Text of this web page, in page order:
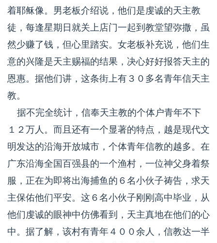
着耶稣像。男老板介绍说，他们是虔诚的天主教
徒，每逢星期日就关上店门一起到教堂望弥撒，虽
然少赚了钱，但心里踏实。女老板补充说，他们生
意的兴隆是天主赐福的结果，决心好好报答天主的
恩惠。据他们讲，这条街上有３０多名青年信天主
教。
据不完全统计，信奉天主教的个体户青年不下
１２万人。而且还有一个显著的特点，越是现代文
明发达的沿海开放城市，个体青年信教的越多。在
广东沿海全国百强县的一个渔村，一位神父身着祭
服，正在为即将出海捕鱼的６名小伙子祷告，求天
主保佑他们平安。这６名小伙子刚刚高中毕业，从
他们虔诚的眼神中仿佛看到，天主真地在他们的心
中。据了解，该村有青年４００余人，信教达一半